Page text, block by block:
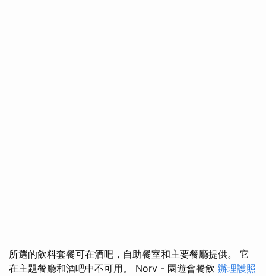
所選的飲料套餐可在酒吧，自助餐室和主要餐廳提供。 它
在主題餐廳和酒吧中不可用。 Norv - 園遊會餐飲 辦理護照